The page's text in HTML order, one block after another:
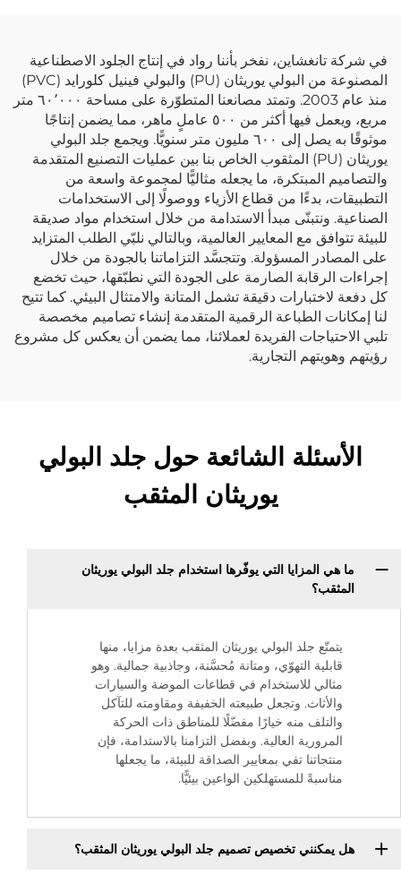
في شركة تانغشاين، نفخر بأننا رواد في إنتاج الجلود الاصطناعية
المصنوعة من البولي يوريثان (PU) والبولي فينيل كلورايد (PVC)
منذ عام 2003. وتمتد مصانعنا المتطوّرة على مساحة ٦٠٬٠٠٠ متر
مربع، ويعمل فيها أكثر من ٥٠٠ عاملٍ ماهر، مما يضمن إنتاجًا
موثوقًا به يصل إلى ٦٠٠ مليون متر سنويًّا. ويجمع جلد البولي
يوريثان (PU) المثقوب الخاص بنا بين عمليات التصنيع المتقدمة
والتصاميم المبتكرة، ما يجعله مثاليًّا لمجموعة واسعة من
التطبيقات، بدءًا من قطاع الأزياء ووصولًا إلى الاستخدامات
الصناعية. ونتبنّى مبدأ الاستدامة من خلال استخدام مواد صديقة
للبيئة تتوافق مع المعايير العالمية، وبالتالي نلبّي الطلب المتزايد
على المصادر المسؤولة. وتتجسَّد التزاماتنا بالجودة من خلال
إجراءات الرقابة الصارمة على الجودة التي نطبّقها، حيث تخضع
كل دفعة لاختبارات دقيقة تشمل المتانة والامتثال البيئي. كما تتيح
لنا إمكانات الطباعة الرقمية المتقدمة إنشاء تصاميم مخصصة
تلبي الاحتياجات الفريدة لعملائنا، مما يضمن أن يعكس كل مشروع
رؤيتهم وهويتهم التجارية.
الأسئلة الشائعة حول جلد البولي
يوريثان المثقب
ما هي المزايا التي يوفّرها استخدام جلد البولي يوريثان
المثقب؟
يتمتّع جلد البولي يوريثان المثقب بعدة مزايا، منها
قابلية التهوّي، ومتانة مُحسَّنة، وجاذبية جمالية. وهو
مثالي للاستخدام في قطاعات الموضة والسيارات
والأثاث. وتجعل طبيعته الخفيفة ومقاومته للتآكل
والتلف منه خيارًا مفضّلًا للمناطق ذات الحركة
المرورية العالية. وبفضل التزامنا بالاستدامة، فإن
منتجاتنا تفي بمعايير الصداقة للبيئة، ما يجعلها
مناسبةً للمستهلكين الواعين بيئيًّا.
هل يمكنني تخصيص تصميم جلد البولي يوريثان المثقب؟